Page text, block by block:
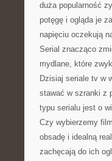
duża popularność
potęgę i ogląda je
napięciu oczekują
Serial znacząco
mydlane, które
Dzisiaj seriale tv w
stawać w szranki z
typu serialu jest o
Czy wybierzemy
obsadę i idealną
zachęcają do ich